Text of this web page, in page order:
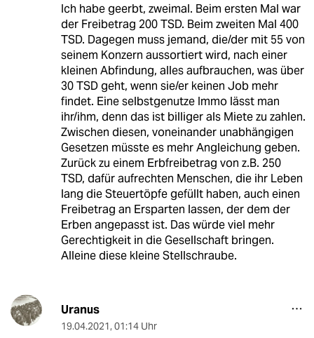
Ich habe geerbt, zweimal. Beim ersten Mal war
der Freibetrag 200 TSD. Beim zweiten Mal 400
TSD. Dagegen muss jemand, die/der mit 55 von
seinem Konzern aussortiert wird, nach einer
kleinen Abfindung, alles aufbrauchen, was über
30 TSD geht, wenn sie/er keinen Job mehr
findet. Eine selbstgenutze Immo lässt man
ihr/ihm, denn das ist billiger als Miete zu zahlen.
Zwischen diesen, voneinander unabhängigen
Gesetzen müsste es mehr Angleichung geben.
Zurück zu einem Erbfreibetrag von z.B. 250
TSD, dafür aufrechten Menschen, die ihr Leben
lang die Steuertöpfe gefüllt haben, auch einen
Freibetrag an Ersparten lassen, der dem der
Erben angepasst ist. Das würde viel mehr
Gerechtigkeit in die Gesellschaft bringen.
Alleine diese kleine Stellschraube.
Uranus
19.04.2021, 01:14 Uhr